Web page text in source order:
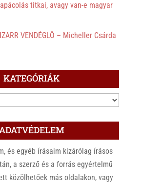
titkai, avagy van-e magyar
VENDÉGLŐ – Micheller Csárda
KATEGÓRIÁK
és egyéb írásaim kizárólag írásos
a szerző és a forrás egyértelmű
közölhetőek más oldalakon, vagy